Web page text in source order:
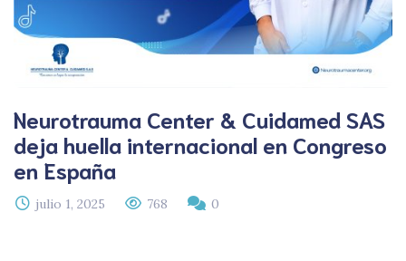
Neurotrauma Center & Cuidamed SAS
deja huella internacional en Congreso
en España
julio 1, 2025 768 0